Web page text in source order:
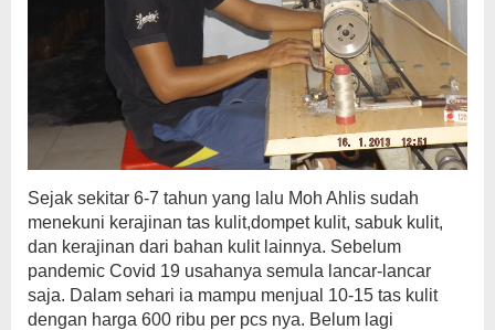
Sejak sekitar 6-7 tahun yang lalu Moh Ahlis sudah
menekuni kerajinan tas kulit,dompet kulit, sabuk kulit,
dan kerajinan dari bahan kulit lainnya. Sebelum
pandemic Covid 19 usahanya semula lancar-lancar
saja. Dalam sehari ia mampu menjual 10-15 tas kulit
dengan harga 600 ribu per pcs nya. Belum lagi